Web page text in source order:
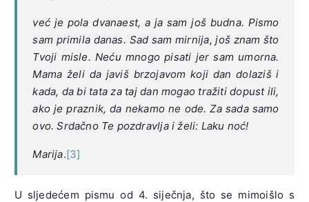
već je pola dvanaest, a ja sam još budna. Pismo
sam primila danas. Sad sam mirnija, još znam što
Tvoji misle. Neću mnogo pisati jer sam umorna.
Mama želi da javiš brzojavom koji dan dolaziš i
kada, da bi tata za taj dan mogao tražiti dopust ili,
ako je praznik, da nekamo ne ode. Za sada samo
ovo. Srdačno Te pozdravlja i želi: Laku noć!
Marija.[3]
U sljedećem pismu od 4. siječnja, što se mimoišlo s